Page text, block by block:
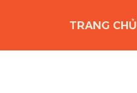
TRANG CHỦ